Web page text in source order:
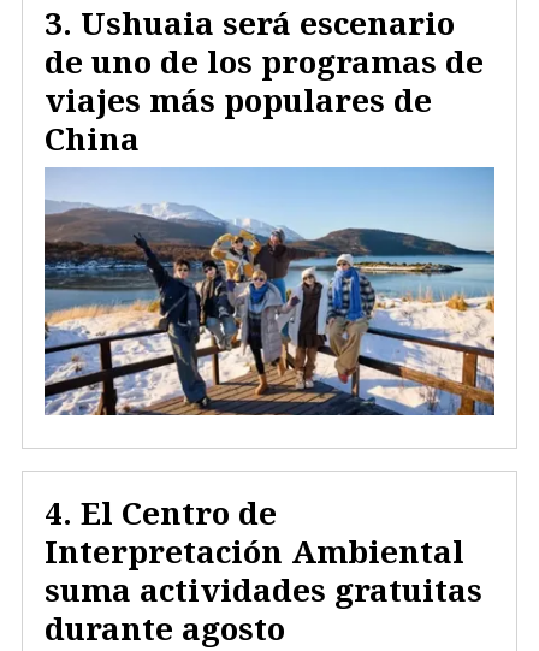
Ushuaia será escenario
de uno de los programas de
viajes más populares de
China
El Centro de
Interpretación Ambiental
suma actividades gratuitas
durante agosto